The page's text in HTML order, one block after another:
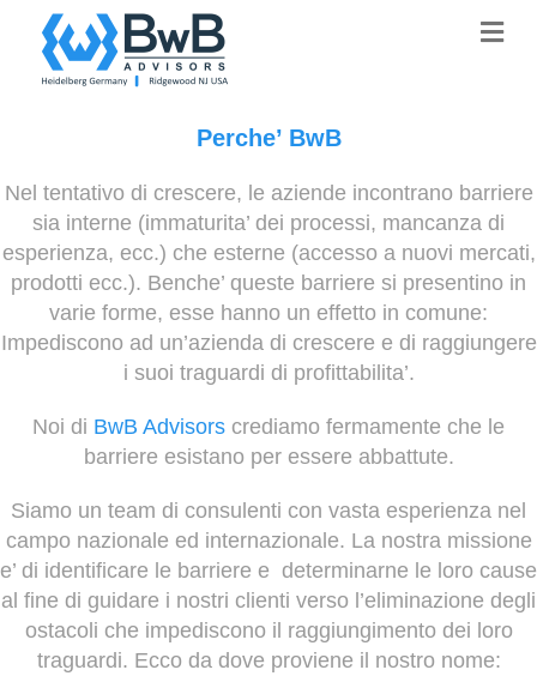
Perche’ BwB
Nel tentativo di crescere, le aziende incontrano barriere
sia interne (immaturita’ dei processi, mancanza di
esperienza, ecc.) che esterne (accesso a nuovi mercati,
prodotti ecc.). Benche’ queste barriere si presentino in
varie forme, esse hanno un effetto in comune:
Impediscono ad un’azienda di crescere e di raggiungere
i suoi traguardi di profittabilita’.
Noi di BwB Advisors crediamo fermamente che le
barriere esistano per essere abbattute.
Siamo un team di consulenti con vasta esperienza nel
campo nazionale ed internazionale. La nostra missione
e’ di identificare le barriere e determinarne le loro cause
al fine di guidare i nostri clienti verso l’eliminazione degli
ostacoli che impediscono il raggiungimento dei loro
traguardi. Ecco da dove proviene il nostro nome: